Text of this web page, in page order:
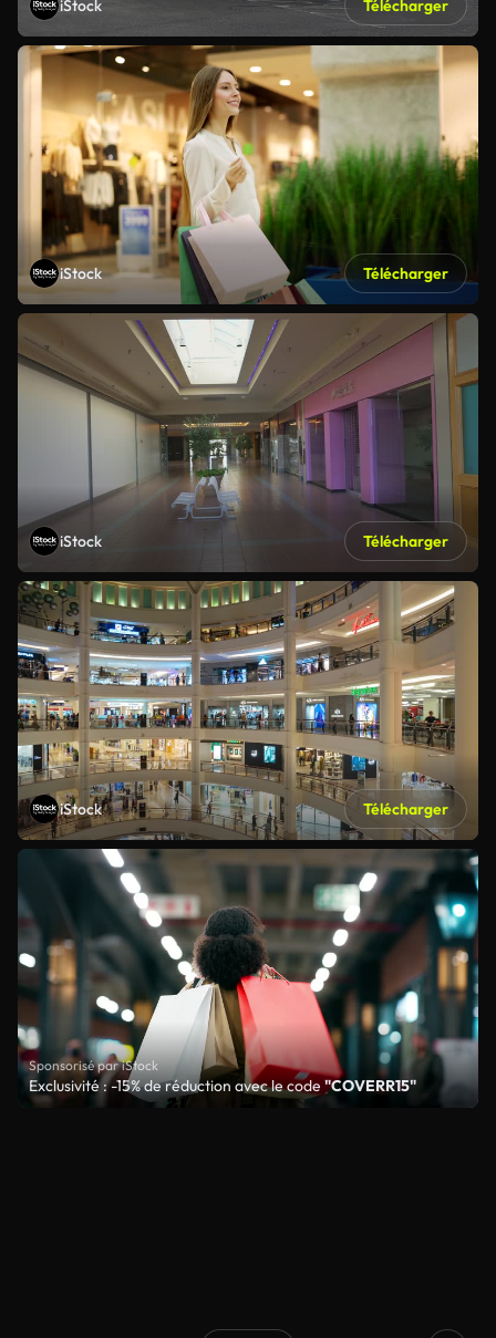
iStock Télécharger
iStock Télécharger
iStock Télécharger
iStock Télécharger
Sponsorisé par iStock
Exclusivité : -15% de réduction avec le code"COVERR15"